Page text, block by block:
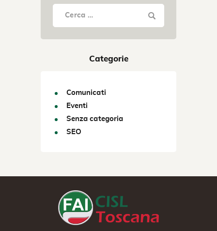
Categorie
Comunicati
Eventi
Senza categoria
SEO